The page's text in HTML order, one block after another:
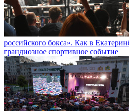
российского бокса». Как в
грандиозное спортивное событие